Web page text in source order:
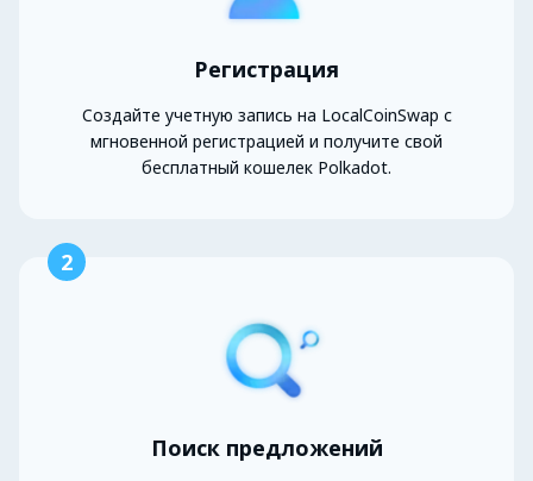
Регистрация
Создайте учетную запись на LocalCoinSwap с
мгновенной регистрацией и получите свой
бесплатный кошелек Polkadot.
2
Поиск предложений